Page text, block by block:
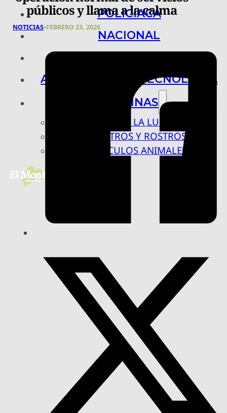
POLICIACA
NACIONAL
ARTE, CIENCIA Y TECNOLOGÍA
COLUMNAS
BAJO LA LUPA
RASTROS Y ROSTROS
VÍNCULOS ANIMALES
públicos y llama a la calma
NOTICIAS•FEBRERO 23, 2026